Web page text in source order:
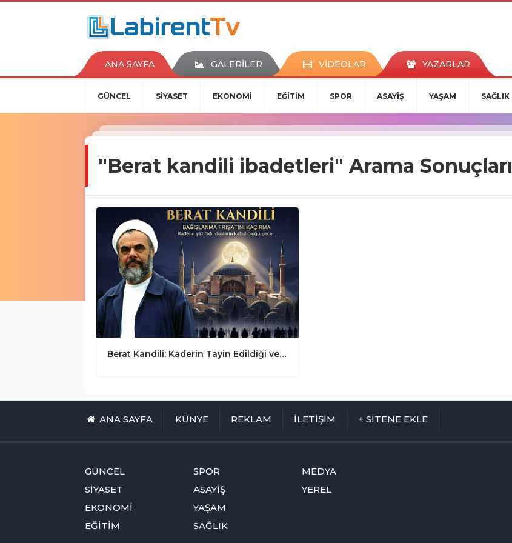
ANA SAYFA GALERİLER VİDEOLAR YAZARLAR
GÜNCEL SİYASET EKONOMİ EĞİTİM SPOR ASAYİŞ YAŞAM SAĞLIK
"Berat kandili ibadetleri" Arama Sonuçları
Berat Kandili: Kaderin Tayin Edildiği ve Bağışlanma Kapılarının Açıldığı Mübarek Gece
ANA SAYFA KÜNYE REKLAM İLETİŞİM + SİTENE EKLE
GÜNCEL
SİYASET
EKONOMİ
EĞİTİM
SPOR
ASAYİŞ
YAŞAM
SAĞLIK
MEDYA
YEREL